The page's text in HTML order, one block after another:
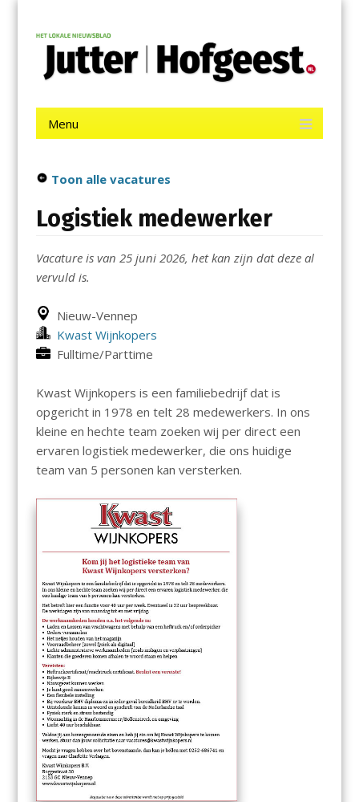
contentJutter | Hofgeest
Menu
Toon alle vacatures
Logistiek medewerker
Vacature is van 25 juni 2026, het kan zijn dat deze al
vervuld is.
Nieuw-Vennep
Kwast Wijnkopers
Fulltime/Parttime
Kwast Wijnkopers is een familiebedrijf dat is
opgericht in 1978 en telt 28 medewerkers. In ons
kleine en hechte team zoeken wij per direct een
ervaren logistiek medewerker, die ons huidige
team van 5 personen kan versterken.